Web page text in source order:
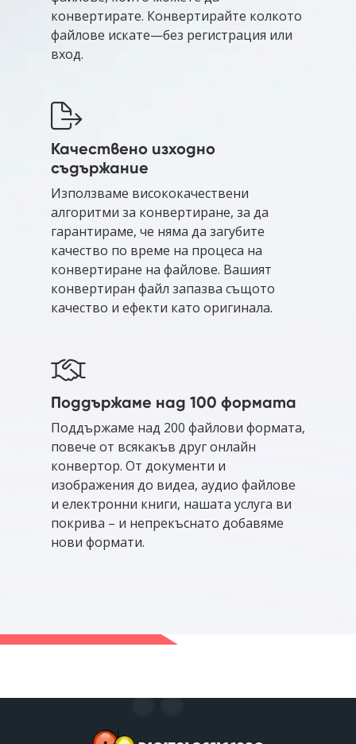
конвертирате. Конвертирайте колкото
файлове искате—без регистрация или
вход.
Качествено изходно
съдържание
Използваме висококачествени
алгоритми за конвертиране, за да
гарантираме, че няма да загубите
качество по време на процеса на
конвертиране на файлове. Вашият
конвертиран файл запазва същото
качество и ефекти като оригинала.
Поддържаме над 100 формата
Поддържаме над 200 файлови формата,
повече от всякакъв друг онлайн
конвертор. От документи и
изображения до видеа, аудио файлове
и електронни книги, нашата услуга ви
покрива – и непрекъснато добавяме
нови формати.